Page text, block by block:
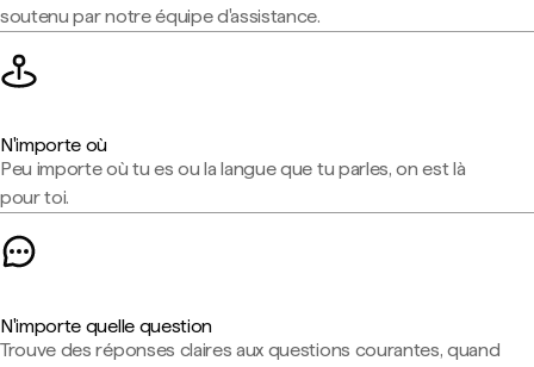
soutenu par notre équipe d'assistance.
N'importe où
Peu importe où tu es ou la langue que tu parles, on est là
pour toi.
N'importe quelle question
Trouve des réponses claires aux questions courantes, quand